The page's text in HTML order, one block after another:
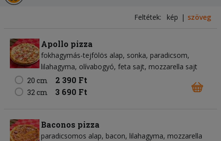
Feltétek: kép szöveg
Apollo pizza
fokhagymás-tejfölös alap sonka paradicsom
lilahagyma olívabogyó feta sajt mozzarella sajt
20 cm
2 390 Ft
32 cm 3 690 Ft
Baconos pizza
paradicsomos alap bacon lilahagyma mozzarella